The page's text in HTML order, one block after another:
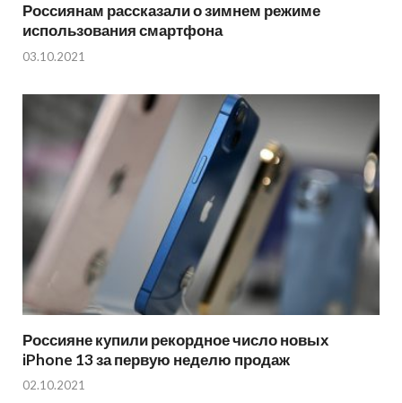
Россиянам рассказали о зимнем режиме
использования смартфона
03.10.2021
Россияне купили рекордное число новых
iPhone 13 за первую неделю продаж
02.10.2021